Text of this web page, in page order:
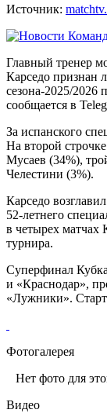
Источник:
Главный тренер
Карседо признан
сезона‑2025/2026
сообщается в
За испанского
На второй
Мусаев (34%),
Челестини (3%).
Карседо
52‑летнего
в четырех
турнира.
Суперфинал
и «Краснодар»,
«Лужники».
Фотогалерея
Нет фото для
Видео